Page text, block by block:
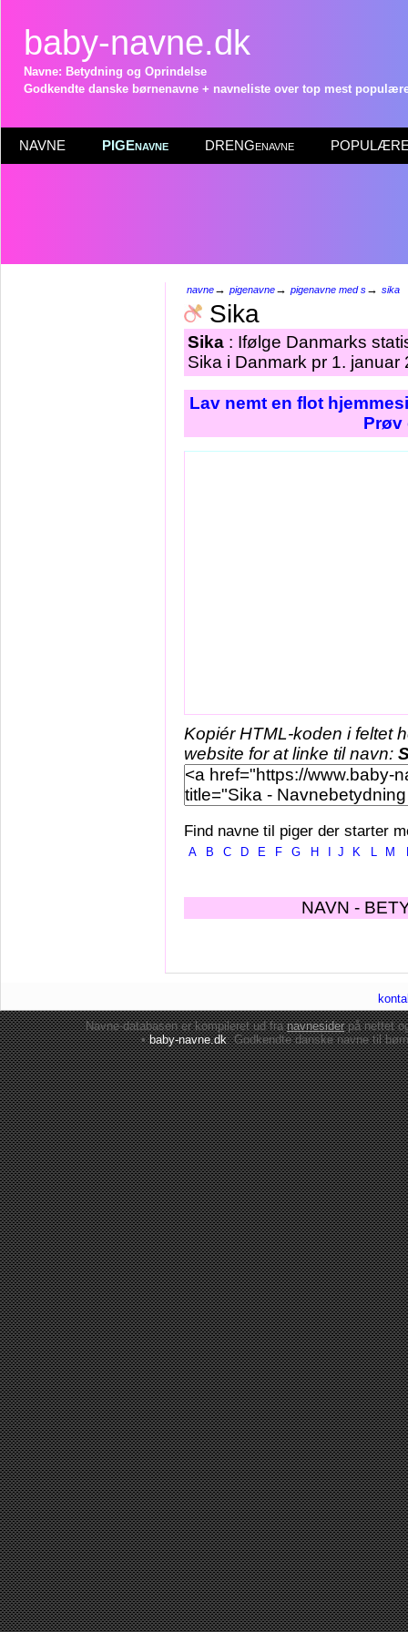
baby-navne.dk
Navne: Betydning og Oprindelse
Godkendte danske børnenavne + navneliste over top mest
NAVNE PIGEnavne DRENGenavne POPULÆRE
navne→ pigenavne→ pigenavne med s→ sika
Sika
Sika : Ifølge Danmarks
Sika i Danmark pr 1. januar
Lav nemt en flot
Prøv
Kopiér HTML-koden i feltet
website for at linke til navn:
Find navne til piger der starter
A B C D E F G H J K L M
NAVN -
Navne-databasen er kompileret ud franavnesiderpå nettet
•baby-navne.dk: Godkendte danskenavne til børn